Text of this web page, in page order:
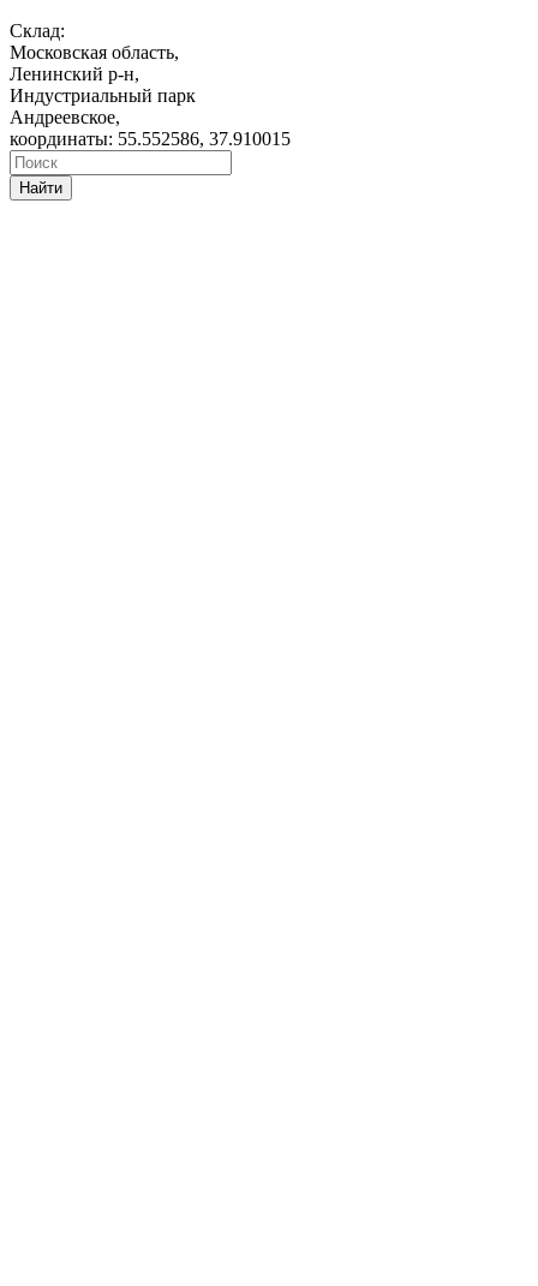
Склад:
Московская область,
Ленинский р-н,
Индустриальный парк
Андреевское,
координаты: 55.552586, 37.910015
Найти